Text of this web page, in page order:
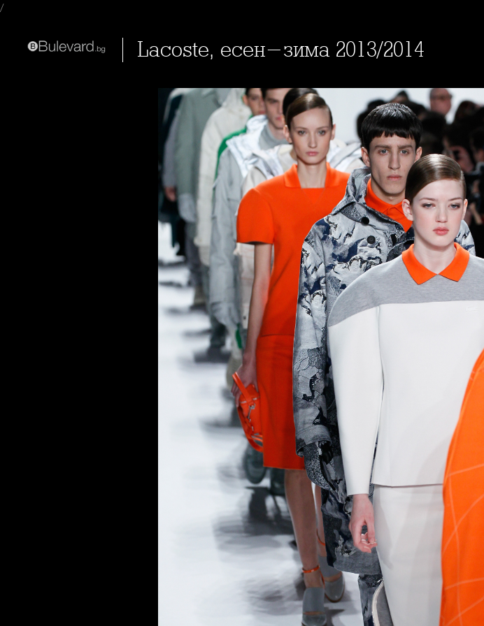
/
Lacoste, есен-зима 2013/2014